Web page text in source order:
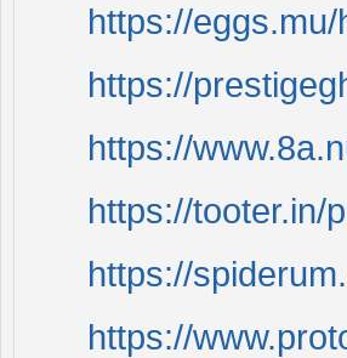
https://
https://
https://
https://tooter.in/
https://
https://